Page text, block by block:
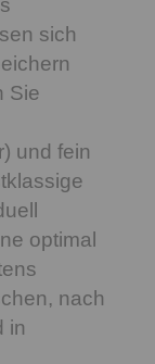
sich
Sie
und fein
optimal
nach
in